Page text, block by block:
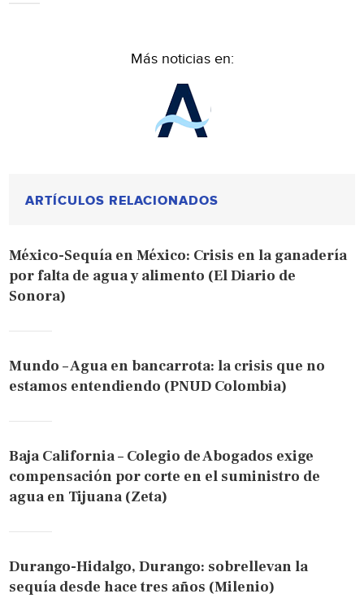
Más noticias en:
ARTÍCULOS RELACIONADOS
México-Sequía en México: Crisis en la ganadería
por falta de agua y alimento (El Diario de
Sonora)
Mundo – Agua en bancarrota: la crisis que no
estamos entendiendo (PNUD Colombia)
Baja California – Colegio de Abogados exige
compensación por corte en el suministro de
agua en Tijuana (Zeta)
Durango-Hidalgo, Durango: sobrellevan la
sequía desde hace tres años (Milenio)